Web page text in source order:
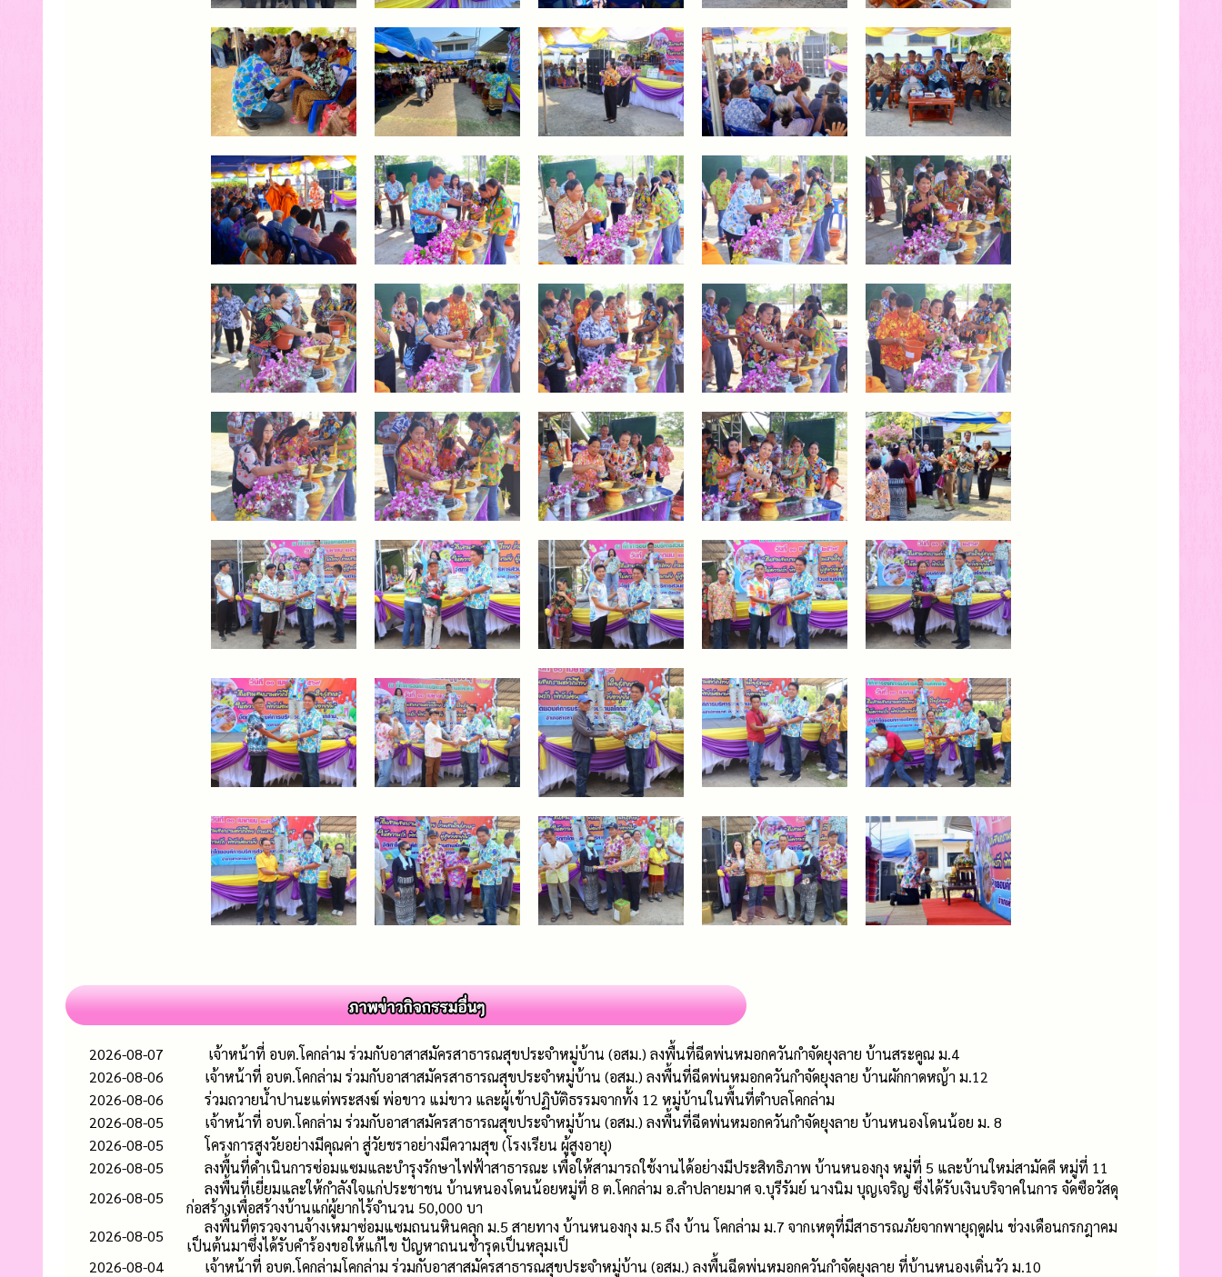
2026-08-07
เจ้าหน้าที่ อบต.โคกล่าม ร่วมกับอาสาสมัครสาธารณสุขประจำหมู่บ้าน (อสม.) ลงพื้นที่ฉีดพ่นหมอกควันกำจัดยุงลาย บ้านสระคูณ ม.4
2026-08-06
เจ้าหน้าที่ อบต.โคกล่าม ร่วมกับอาสาสมัครสาธารณสุขประจำหมู่บ้าน (อสม.) ลงพื้นที่ฉีดพ่นหมอกควันกำจัดยุงลาย บ้านผักกาดหญ้า ม.12
2026-08-06
ร่วมถวายน้ำปานะแต่พระสงฆ์ พ่อขาว แม่ขาว และผู้เข้าปฏิบัติธรรมจากทั้ง 12 หมู่บ้านในพื้นที่ตำบลโคกล่าม
2026-08-05
เจ้าหน้าที่ อบต.โคกล่าม ร่วมกับอาสาสมัครสาธารณสุขประจำหมู่บ้าน (อสม.) ลงพื้นที่ฉีดพ่นหมอกควันกำจัดยุงลาย บ้านหนองโดนน้อย ม. 8
2026-08-05
โครงการสูงวัยอย่างมีคุณค่า สู่วัยชราอย่างมีความสุข (โรงเรียน ผู้สูงอายุ)
2026-08-05
ลงพื้นที่ดำเนินการซ่อมแซมและบำรุงรักษาไฟฟ้าสาธารณะ เพื่อให้สามารถใช้งานได้อย่างมีประสิทธิภาพ บ้านหนองกุง หมู่ที่ 5 และบ้านใหม่สามัคคี หมู่ที่ 11
2026-08-05
ลงพื้นที่เยี่ยมและให้กำลังใจแก่ประชาชน บ้านหนองโดนน้อยหมู่ที่ 8 ต.โคกล่าม อ.ลำปลายมาศ จ.บุรีรัมย์ นางนิม บุญเจริญ ซึ่งได้รับเงินบริจาคในการ จัดซือวัสดุ
ก่อสร้างเพื่อสร้างบ้านแก่ผู้ยากไร้จำนวน 50,000 บา
2026-08-05
ลงพื้นที่ตรวจงานจ้างเหมาซ่อมแซมถนนหินคลุก ม.5 สายทาง บ้านหนองกุง ม.5 ถึง บ้าน โคกล่าม ม.7 จากเหตุที่มีสาธารณภัยจากพายุฤดูฝน ช่วงเดือนกรกฎาคม
เป็นต้นมาซึ่งได้รับคำร้องขอให้แก้ไข ปัญหาถนนชำรุดเป็นหลุมเป็
2026-08-04
เจ้าหน้าที่ อบต.โคกล่ามโคกล่าม ร่วมกับอาสาสมัครสาธารณสุขประจำหมู่บ้าน (อสม.) ลงพื้นฉีดพ่นหมอกควันกำจัดยุงลาย ที่บ้านหนองเติ่นวัว ม.10